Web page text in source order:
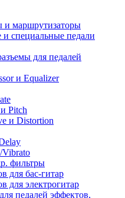
и маршрутизаторы
специальные педали
для педалей
и Equalizer
Pitch
и Distortion
Vibrato
фильтры
для бас-гитар
для электрогитар
педалей эффектов,